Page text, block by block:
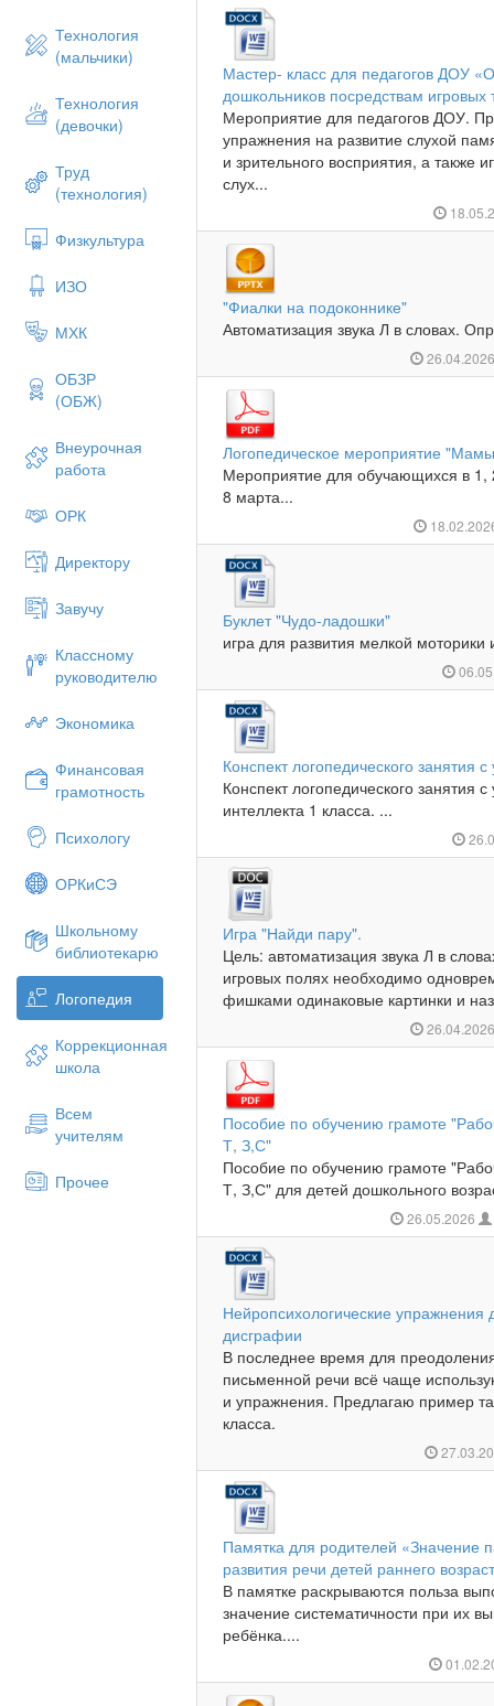
Технология
(мальчики)
Технология
(девочки)
Труд
(технология)
Физкультура
ИЗО
МХК
ОБЗР
(ОБЖ)
Внеурочная
работа
ОРК
Директору
Завучу
Классному
руководителю
Экономика
Финансовая
грамотность
Психологу
ОРКиСЭ
Школьному
библиотекарю
Логопедия
Коррекционная
школа
Всем
учителям
Прочее
Мастер- класс для педагогов ДОУ
дошкольников посредствам игровых
Мероприятие для педагогов ДОУ.
упражнения на развитие слухой
и зрительного восприятия, а также
слух...
"Фиалки на подоконнике"
Автоматизация звука Л в словах.
Логопедическое мероприятие
Мероприятие для обучающихся в 1,
8 марта...
Буклет "Чудо-ладошки"
игра для развития мелкой моторики
Конспект логопедического занятия
Конспект логопедического
интеллекта 1 класса. ...
Игра "Найди пару".
Цель: автоматизация звука Л в
игровых полях необходимо
фишками одинаковые картинки и
Пособие по обучению грамоте
Т, З,С"
Пособие по обучению грамоте
Т, З,С" для детей дошкольного
26.05.2026
Нейропсихологические упражнения
дисграфии
В последнее время для
письменной речи всё чаще
и упражнения. Предлагаю пример
класса.
Памятка для родителей «Значение
развития речи детей раннего
В памятке раскрываются польза
значение систематичности при их
ребёнка....